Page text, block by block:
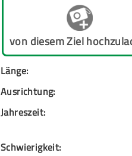
von diesem Ziel
Länge:
Ausrichtung:
Jahreszeit:
Schwierigkeit: